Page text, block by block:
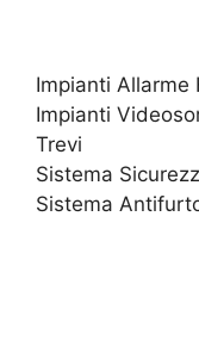
Impianti Allarme
Impianti
Trevi
Sistema
Sistema